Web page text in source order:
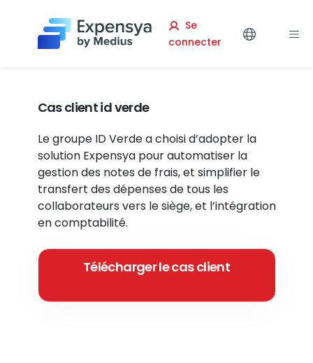
Expensya
Se
connecter
Cas client id verde
Le groupe ID Verde a choisi d’adopter la
solution Expensya pour automatiser la
gestion des notes de frais, et simplifier le
transfert des dépenses de tous les
collaborateurs vers le siège, et l’intégration
en comptabilité.
Télécharger le cas client